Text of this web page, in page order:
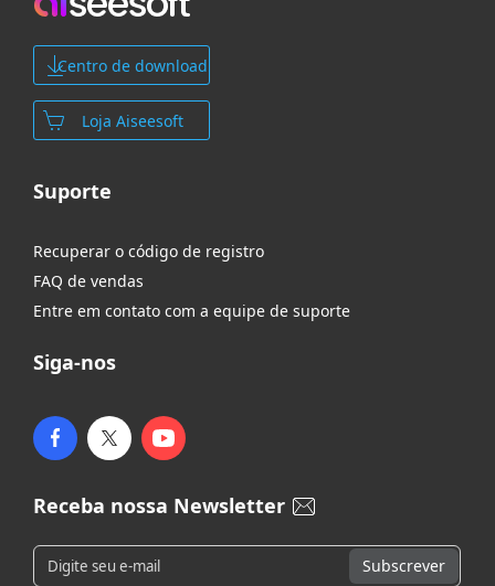
Centro de download
Loja Aiseesoft
Suporte
Recuperar o código de registro
FAQ de vendas
Entre em contato com a equipe de suporte
Siga-nos
Receba nossa Newsletter